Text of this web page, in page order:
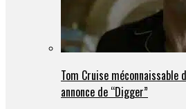
Tom Cruise méconnaissable
annonce de “Digger”